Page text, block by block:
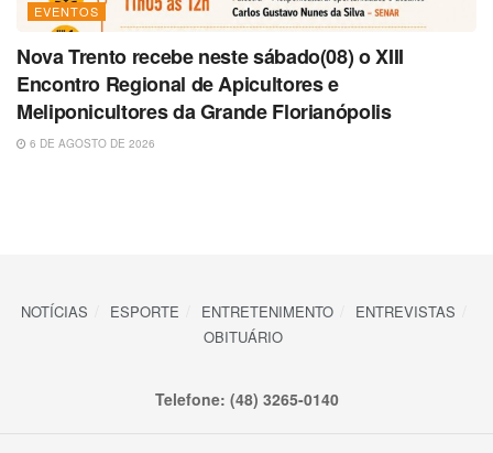
EVENTOS
Nova Trento recebe neste sábado(08) o XIII
Encontro Regional de Apicultores e
Meliponicultores da Grande Florianópolis
6 DE AGOSTO DE 2026
NOTÍCIAS ESPORTE ENTRETENIMENTO
ENTREVISTAS
OBITUÁRIO
Telefone: (48) 3265-0140